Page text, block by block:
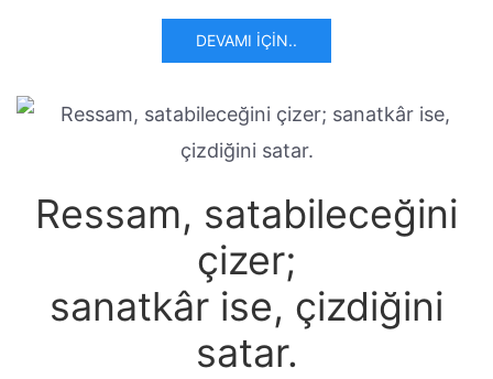
DEVAMI İÇIN..
Ressam, satabileceğini
çizer;
sanatkâr ise, çizdiğini
satar.